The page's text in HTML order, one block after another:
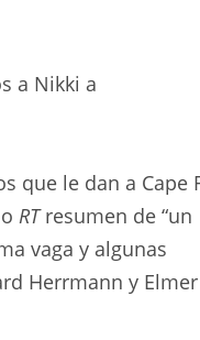
a Nikki a
que le dan a Cape
RTresumen de “un
vaga y algunas
Herrmann y Elmer